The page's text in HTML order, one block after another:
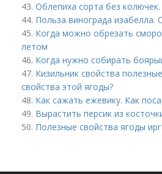
43. Облепиха сорта без
44. Польза винограда изабелла.
45. Когда можно обрезать
летом
46. Когда нужно собирать
47. Кизильник свойства
свойства этой ягоды?
48. Как сажать ежевику. Как
49. Вырастить персик из
50. Полезные свойства ягоды